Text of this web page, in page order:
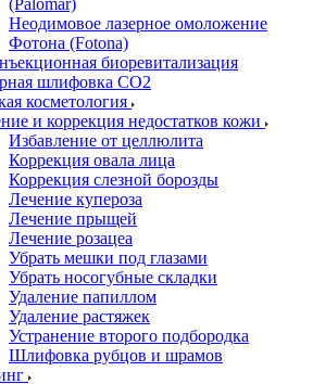
(Palomar)
Неодимовое лазерное омоложение
Фотона (Fotona)
биоревитализация
шлифовка СО2
косметология
и коррекция недостатков кожи
Избавление от целлюлита
Коррекция овала лица
Коррекция слезной борозды
Лечение купероза
Лечение прыщей
Лечение розацеа
Убрать мешки под глазами
Убрать носогубные складки
Удаление папиллом
Удаление растяжек
Устранение второго подбородка
Шлифовка рубцов и шрамов